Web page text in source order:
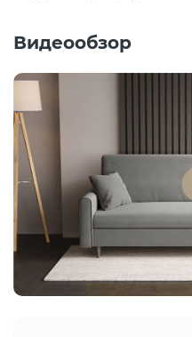
Видеообзор